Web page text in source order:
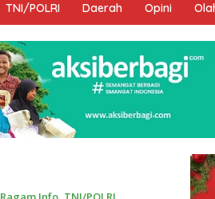
TNI/POLRI Daerah Opini